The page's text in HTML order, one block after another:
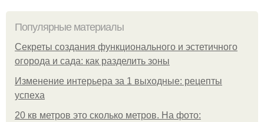
Популярные материалы
Секреты создания функционального и эстетичного
огорода и сада: как разделить зоны
Изменение интерьера за 1 выходные: рецепты
успеха
20 кв метров это сколько метров. На фото: